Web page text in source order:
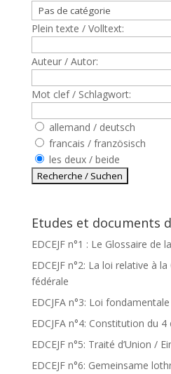
Plein texte / Volltext:
Auteur / Autor:
Mot clef / Schlagwort:
allemand / deutsch
francais / französisch
les deux / beide
Etudes et documents
EDCEJF n°1 : Le Glossaire de
EDCEJF n°2: La loi relative à
fédérale
EDCJFA n°3: Loi fondamentale
EDCJFA n°4: Constitution du
EDCEJF n°5: Traité d’Union /
EDCEJF n°6: Gemeinsame